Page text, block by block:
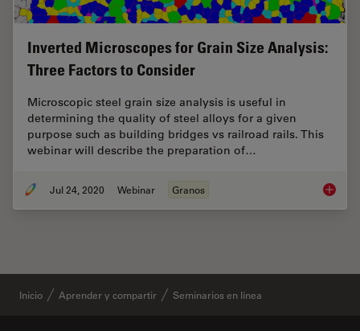
Inverted Microscopes for Grain Size Analysis:
Three Factors to Consider
Microscopic steel grain size analysis is useful in
determining the quality of steel alloys for a given
purpose such as building bridges vs railroad rails. This
webinar will describe the preparation of…
Jul 24, 2020 Webinar Granos
Inicio Aprender y compartir Seminarios en línea